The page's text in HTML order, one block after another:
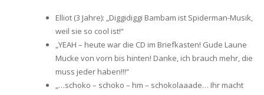
Elliot (3 Jahre): „Diggidiggi Bambam ist Spiderman-Musik,
weil sie so cool ist!“
„YEAH – heute war die CD im Briefkasten! Gude Laune
Mucke von vorn bis hinten! Danke, ich brauch mehr, die
muss jeder haben!!!“
„…schoko – schoko – hm – schokolaaade… Ihr macht